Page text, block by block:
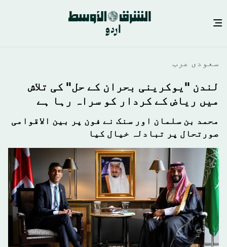
main
سعودى عرب
لندن "یوکرینی بحران کے حل" کی تلاش
میں ریاض کے کردار کو سراہ رہا ہے
محمد بن سلمان اور سنک نے فون پر بین الاقوامی
صورتحال پر تبادلہ خیال کیا